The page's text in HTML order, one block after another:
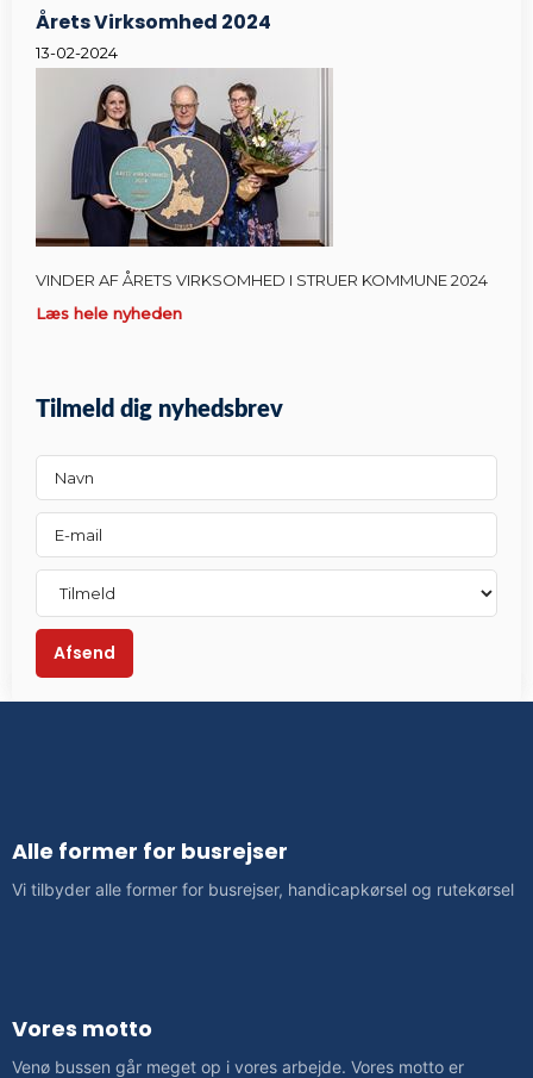
Årets Virksomhed 2024
13-02-2024
VINDER AF ÅRETS VIRKSOMHED I STRUER KOMMUNE 2024
Læs hele nyheden
Tilmeld dig nyhedsbrev
Alle former for busrejser
​Vi tilbyder alle former for busrejser, handicapkørsel og rutekørsel
Vores motto
Venø bussen går meget op i vores arbejde. Vores motto er